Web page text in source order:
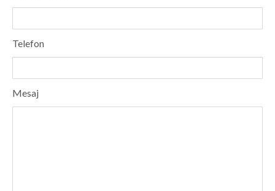
Galati
Gorj
Harghita
Telefon
Mesaj